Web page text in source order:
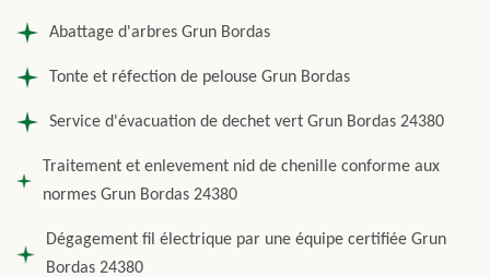
Abattage d'arbres Grun Bordas
Tonte et réfection de pelouse Grun Bordas
Service d'évacuation de dechet vert Grun Bordas 24380
Traitement et enlevement nid de chenille conforme aux
normes Grun Bordas 24380
Dégagement fil électrique par une équipe certifiée Grun
Bordas 24380